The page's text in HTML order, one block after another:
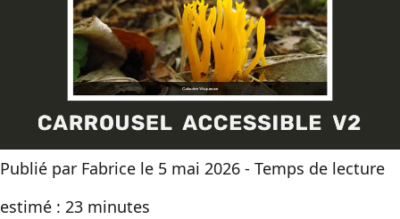
Publié par Fabrice le 5 mai 2026 - Temps de lecture
estimé : 23 minutes